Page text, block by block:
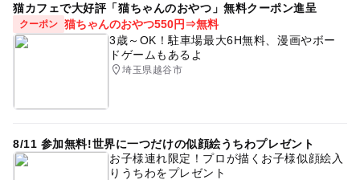
猫カフェで大好評「猫ちゃんのおやつ」無料クーポン進呈
クーポン 猫ちゃんのおやつ550円⇒無料
3歳～OK！駐車場最大6H無料、漫画やボー
ドゲームもあるよ
埼玉県越谷市
8/11 参加無料!世界に一つだけの似顔絵うちわプレゼント
お子様連れ限定！プロが描くお子様似顔絵入
りうちわをプレゼント